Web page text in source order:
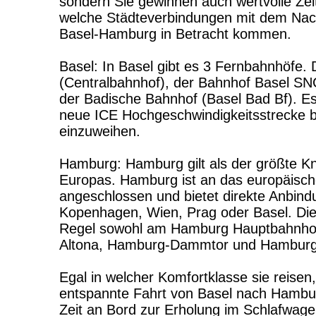
welche Städteverbindungen mit dem
Basel-Hamburg in Betracht kommen.
Basel: In Basel gibt es 3 Fernbahnhöfe.
(Centralbahnhof), der Bahnhof Basel
der Badische Bahnhof (Basel Bad Bf).
neue ICE Hochgeschwindigkeitsstrecke
einzuweihen.
Hamburg: Hamburg gilt als der größte
Europas. Hamburg ist an das
angeschlossen und bietet direkte
Kopenhagen, Wien, Prag oder Basel.
Regel sowohl am Hamburg
Altona, Hamburg-Dammtor und
Egal in welcher Komfortklasse sie
entspannte Fahrt von Basel nach
Zeit an Bord zur Erholung im